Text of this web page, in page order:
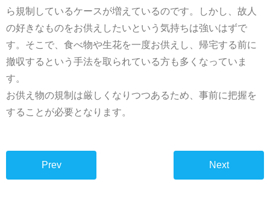
ら規制しているケースが増えているのです。しかし、故人
の好きなものをお供えしたいという気持ちは強いはずで
す。そこで、食べ物や生花を一度お供えし、帰宅する前に
撤収するという手法を取られている方も多くなっていま
す。
お供え物の規制は厳しくなりつつあるため、事前に把握を
することが必要となります。
Prev Next